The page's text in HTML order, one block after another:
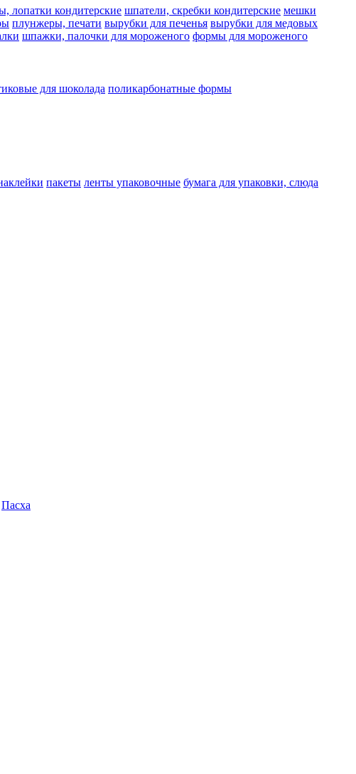
лопатки кондитерские шпатели, скребки кондитерские мешки
плунжеры, печати вырубки для печенья вырубки для медовых
шпажки, палочки для мороженого формы для мороженого
для шоколада поликарбонатные формы
пакеты ленты упаковочные бумага для упаковки, слюда
Пасха